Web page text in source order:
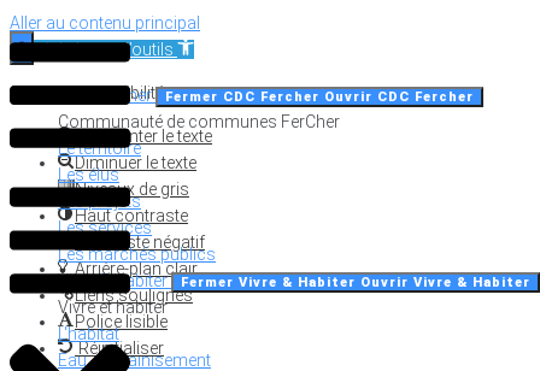
Aller au contenu principal
Ouvrir la barre d’outils
Outils d’accessibilité
Augmenter le texte
Diminuer le texte
Niveaux de gris
Haut contraste
Contraste négatif
Arrière-plan clair
Liens soulignés
Police lisible
Réinitialiser
CDC Fercher Fermer CDC Fercher Ouvrir CDC Fercher
Communauté de communes FerCher
Le territoire
Les élus
Les projets
Les services
Les marchés publics
Vivre & Habiter
Fermer Vivre & Habiter Ouvrir Vivre & Habiter
Vivre et habiter
L'habitat
Eau - assainisement